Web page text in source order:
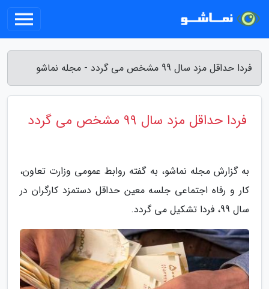
فردا حداقل مزد سال 99 مشخص می گردد - مجله نماشو
فردا حداقل مزد سال 99 مشخص می گردد
به گزارش مجله نماشو، به گفته روابط عمومی وزارت تعاون،
کار و رفاه اجتماعی جلسه معین حداقل دستمزد کارگران در
سال 99، فردا تشکیل می گردد.